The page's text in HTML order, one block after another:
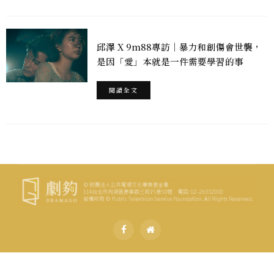
邱澤 X 9m88專訪｜暴力和創傷會世襲，
是因「愛」本就是一件需要學習的事
閱讀全文